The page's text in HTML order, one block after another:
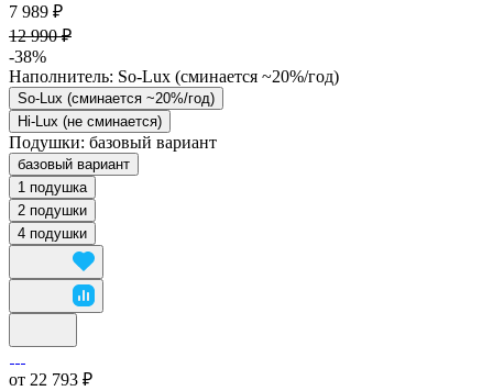
7 989 ₽
12 990 ₽
-38%
Наполнитель: So-Lux (cминается ~20%/год)
So-Lux (cминается ~20%/год)
Hi-Lux (не сминается)
Подушки: базовый вариант
базовый вариант
1 подушка
2 подушки
4 подушки
от 22 793 ₽